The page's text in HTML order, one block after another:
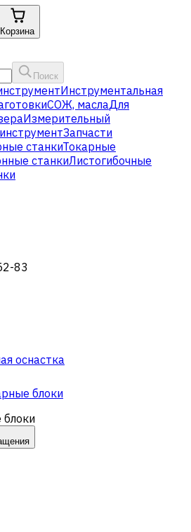
Корзина
Поиск
Инструментальная
СОЖ, маслаДля
Измерительный
Запчасти
станкиТокарные
станкиЛистогибочные
83
оснастка
блоки